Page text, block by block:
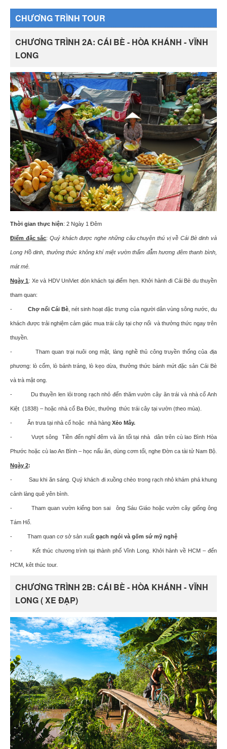
CHƯƠNG TRÌNH TOUR
CHƯƠNG TRÌNH 2A: CÁI BÈ - HÒA KHÁNH - VĨNH
LONG
Thời gian thực hiện: 2 Ngày 1 Đêm
Điểm đặc sắc:Quý khách được nghe những câu chuyện thú vị về Cái Bè dinh và
Long Hồ dinh, thưởng thức không khí miệt vườn thấm đẫm hương đêm thanh bình,
mát mẻ.
Ngày 1: Xe và HDV UniViet đón khách tại điểm hẹn. Khởi hành đi Cái Bè du thuyền
tham quan:
- Chợ nổi Cái Bè , nét sinh hoạt đặc trưng của người dân vùng sông nước, du
khách được trải nghiệm cảm giác mua trái cây tại chợ nổi và thưởng thức ngay trên
thuyền.
- Tham quan trại nuôi ong mật, làng nghề thủ công truyền thống của địa
phương: lò cốm, lò bánh tráng, lò kẹo dừa, thưởng thức bánh mứt đặc sản Cái Bè
và trà mật ong.
- Du thuyền len lỏi trong rạch nhỏ đến thăm vườn cây ăn trái và nhà cổ Anh
Kiệt (1838) – hoặc nhà cổ Ba Đức, thưởng thức trái cây tại vườn (theo mùa).
- Ăn trưa tại nhà cổ hoặc nhà hàng Xẻo Mây.
- Vượt sông Tiền đến nghỉ đêm và ăn tối tại nhà dân trên cù lao Bình Hòa
Phước hoặc cù lao An Bình – học nấu ăn, dùng cơm tối, nghe Ðờn ca tài tử Nam Bộ.
Ngày 2:
- Sau khi ăn sáng. Quý khách đi xuồng chèo trong rạch nhỏ khám phá khung
cảnh làng quê yên bình.
- Tham quan vườn kiểng bon sai ông Sáu Giáo hoặc vườn cây giống ông
Tám Hổ.
- Tham quan cơ sở sản xuất gạch ngói và gốm sứ mỹ nghệ
- Kết thúc chương trình tại thành phố Vĩnh Long. Khởi hành về HCM – đến
HCM, kêt thúc tour.
CHƯƠNG TRÌNH 2B: CÁI BÈ - HÒA KHÁNH - VĨNH
LONG ( XE ĐẠP)